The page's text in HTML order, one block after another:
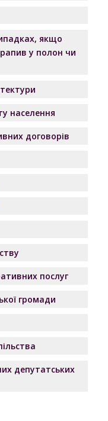
якщо
у полон чи
населення
договорів
послуг
громади
депутатських